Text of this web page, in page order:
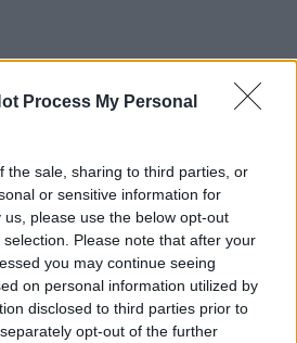
Process My Personal
the sale, sharing to third parties, or
or sensitive information for
please use the below opt-out
Please note that after your
you may continue seeing
on personal information utilized by
disclosed to third parties prior to
opt-out of the further
το πιο «περίεργο»